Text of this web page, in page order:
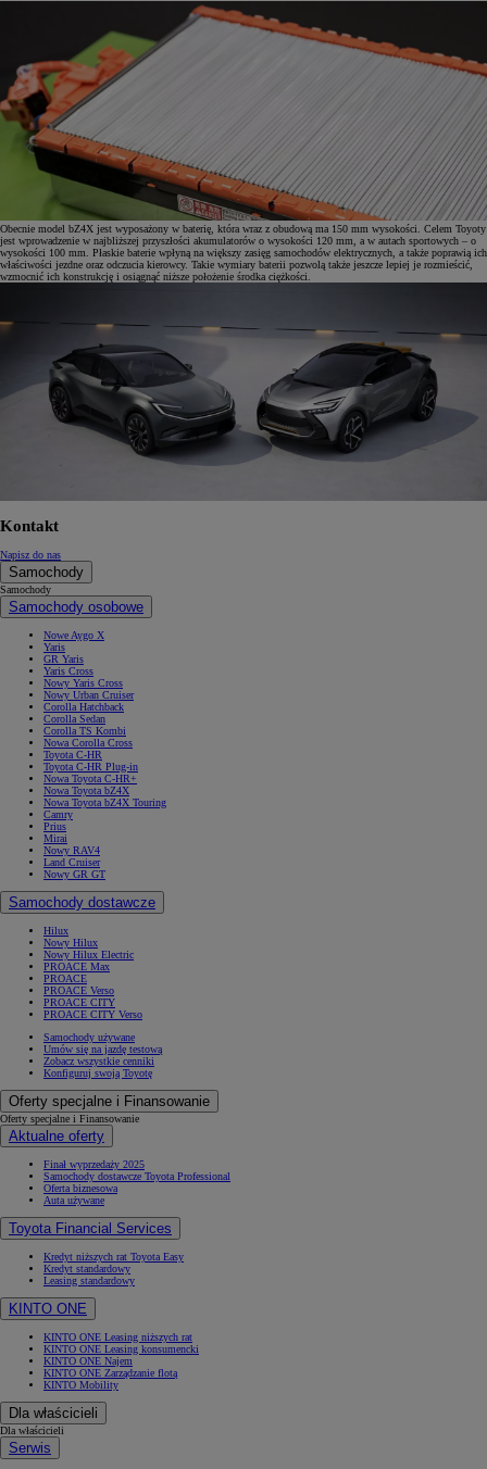
Obecnie model bZ4X jest wyposażony w baterię, która wraz z obudową ma 150 mm wysokości. Celem Toyoty
jest wprowadzenie w najbliższej przyszłości akumulatorów o wysokości 120 mm, a w autach sportowych – o
wysokości 100 mm. Płaskie baterie wpłyną na większy zasięg samochodów elektrycznych, a także poprawią ich
właściwości jezdne oraz odczucia kierowcy. Takie wymiary baterii pozwolą także jeszcze lepiej je rozmieścić,
wzmocnić ich konstrukcję i osiągnąć niższe położenie środka ciężkości.
Kontakt
Napisz do nas
Samochody
Samochody
Samochody osobowe
Nowe Aygo X
Yaris
GR Yaris
Yaris Cross
Nowy Yaris Cross
Nowy Urban Cruiser
Corolla Hatchback
Corolla Sedan
Corolla TS Kombi
Nowa Corolla Cross
Toyota C-HR
Toyota C-HR Plug-in
Nowa Toyota C-HR+
Nowa Toyota bZ4X
Nowa Toyota bZ4X Touring
Camry
Prius
Mirai
Nowy RAV4
Land Cruiser
Nowy GR GT
Samochody dostawcze
Hilux
Nowy Hilux
Nowy Hilux Electric
PROACE Max
PROACE
PROACE Verso
PROACE CITY
PROACE CITY Verso
Samochody używane
Umów się na jazdę testową
Zobacz wszystkie cenniki
Konfiguruj swoją Toyotę
Oferty specjalne i Finansowanie
Oferty specjalne i Finansowanie
Aktualne oferty
Finał wyprzedaży 2025
Samochody dostawcze Toyota Professional
Oferta biznesowa
Auta używane
Toyota Financial Services
Kredyt niższych rat Toyota Easy
Kredyt standardowy
Leasing standardowy
KINTO ONE
KINTO ONE Leasing niższych rat
KINTO ONE Leasing konsumencki
KINTO ONE Najem
KINTO ONE Zarządzanie flotą
KINTO Mobility
Dla właścicieli
Dla właścicieli
Serwis